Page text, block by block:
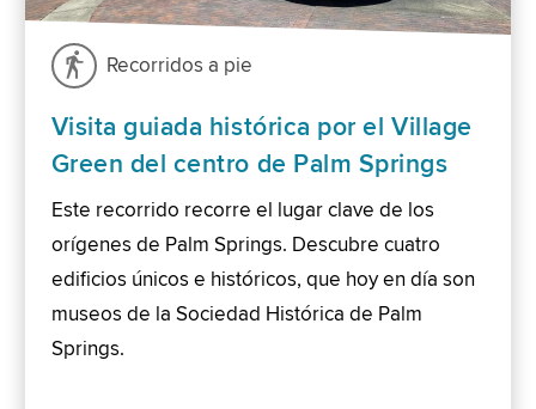
Recorridos a pie
Visita guiada histórica por el Village
Green del centro de Palm Springs
Este recorrido recorre el lugar clave de los
orígenes de Palm Springs. Descubre cuatro
edificios únicos e históricos, que hoy en día son
museos de la Sociedad Histórica de Palm
Springs.